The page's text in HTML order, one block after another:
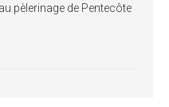
pèlerinage de Pentecôte